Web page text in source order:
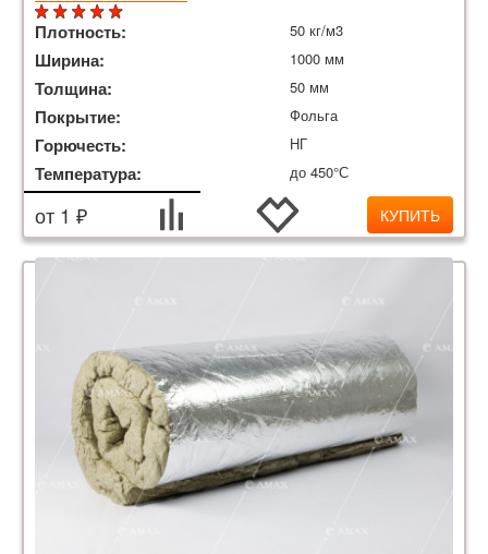
Плотность: 50 кг/м3
Ширина: 1000 мм
Толщина: 50 мм
Покрытие: Фольга
Горючесть: НГ
Температура: до 450°С
от 1 ₽ КУПИТЬ